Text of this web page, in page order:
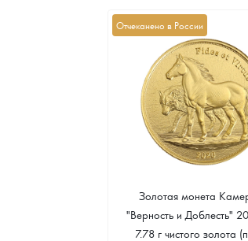
Отчеканено в России
Золотая монета
"Верность и Доблесть"
7.78 г чистого золота